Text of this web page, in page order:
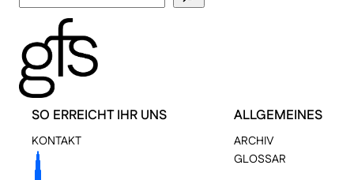
SO ERREICHT IHR UNS
KONTAKT
ALLGEMEINES
ARCHIV
GLOSSAR